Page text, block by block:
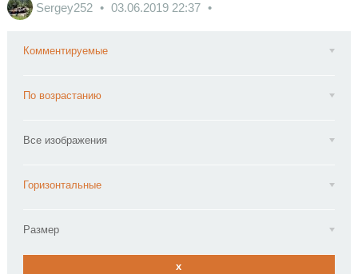
Sergey252 03.06.2019 22:37
Комментируемые
По возрастанию
Все изображения
Горизонтальные
Размер
x